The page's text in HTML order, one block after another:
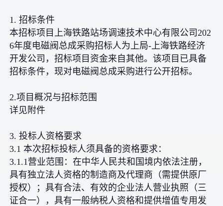
1. 招标条件
本招标项目上海铁路站场调速技术中心有限公司202
6年度电磁阀总成采购招标人为上局-上海铁路经济
开发公司，招标项目资金来自其他。该项目已具备
招标条件，现对电磁阀总成采购进行公开招标。
2.项目概况与招标范围
详见附件
3. 投标人资格要求
3.1 本次招标投标人须具备的资格要求：
3.1.1营业范围：在中华人民共和国境内依法注册，
具有独立法人资格的制造商及代理商（需提供原厂
授权）；具有合法、有效的企业法人营业执照（三
证合一），具有一般纳税人资格和提供增值专用发